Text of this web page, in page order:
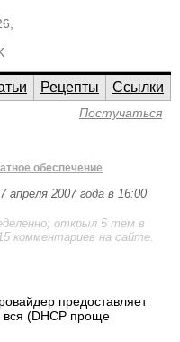
Рецепты
Ссылки
Постучаться
обеспечение
апреля 2007 года в 16:00
открыл 5 тем в
комментариев на сайте.
предоставляет
вся (DHCP проще